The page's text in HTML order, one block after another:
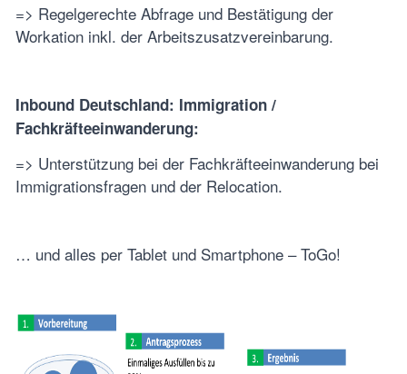
=> Regelgerechte Abfrage und Bestätigung der
Workation inkl. der Arbeitszusatzvereinbarung.
Inbound Deutschland: Immigration /
Fachkräfteeinwanderung:
=> Unterstützung bei der Fachkräfteeinwanderung bei
Immigrationsfragen und der Relocation.
… und alles per Tablet und Smartphone – ToGo!